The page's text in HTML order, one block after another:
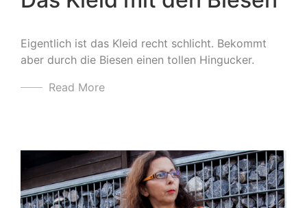
Eigentlich ist das Kleid recht schlicht. Bekommt
aber durch die Biesen einen tollen Hingucker.
Read More